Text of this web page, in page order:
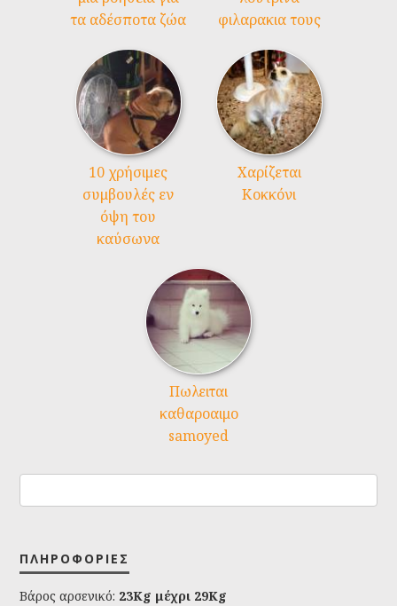
τα αδέσποτα ζώα
φιλαρακια τους
10 χρήσιμες
συμβουλές εν
όψη του
καύσωνα
Χαρίζεται
Κοκκόνι
Πωλειται
καθαροαιμο
samoyed
ΠΛΗΡΟΦΟΡΊΕΣ
Βάρος αρσενικό: 23Kg μέχρι 29Kg